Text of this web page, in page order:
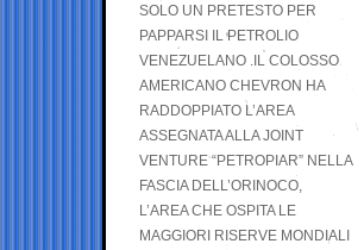
SOLO UN PRETESTO PER
PAPPARSI IL PETROLIO
VENEZUELANO .IL COLOSSO
AMERICANO CHEVRON HA
RADDOPPIATO L’AREA
ASSEGNATA ALLA JOINT
VENTURE “PETROPIAR” NELLA
FASCIA DELL’ORINOCO,
L’AREA CHE OSPITA LE
MAGGIORI RISERVE MONDIALI